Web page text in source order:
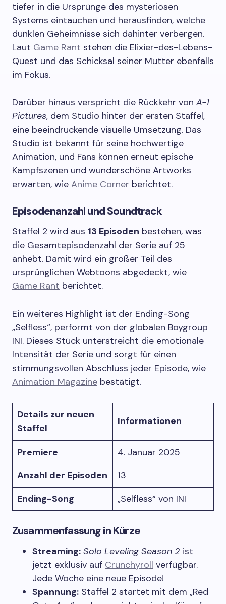
tiefer in die Ursprünge des mysteriösen
Systems eintauchen und herausfinden, welche
dunklen Geheimnisse sich dahinter verbergen.
Laut Game Rant stehen die Elixier-des-Lebens-
Quest und das Schicksal seiner Mutter ebenfalls
im Fokus.
Darüber hinaus verspricht die Rückkehr von A-1
Pictures, dem Studio hinter der ersten Staffel,
eine beeindruckende visuelle Umsetzung. Das
Studio ist bekannt für seine hochwertige
Animation, und Fans können erneut epische
Kampfszenen und wunderschöne Artworks
erwarten, wie Anime Corner berichtet.
Episodenanzahl und Soundtrack
Staffel 2 wird aus 13 Episoden bestehen, was
die Gesamtepisodenzahl der Serie auf 25
anhebt. Damit wird ein großer Teil des
ursprünglichen Webtoons abgedeckt, wie
Game Rant berichtet.
Ein weiteres Highlight ist der Ending-Song
„Selfless“, performt von der globalen Boygroup
INI. Dieses Stück unterstreicht die emotionale
Intensität der Serie und sorgt für einen
stimmungsvollen Abschluss jeder Episode, wie
Animation Magazine bestätigt.
Details zur neuen
Staffel
Informationen
Premiere
4. Januar 2025
Anzahl der Episoden
13
Ending-Song
„Selfless“ von INI
Zusammenfassung in Kürze
Streaming: Solo Leveling Season 2 ist
jetzt exklusiv auf Crunchyroll verfügbar.
Jede Woche eine neue Episode!
Spannung: Staffel 2 startet mit dem „Red